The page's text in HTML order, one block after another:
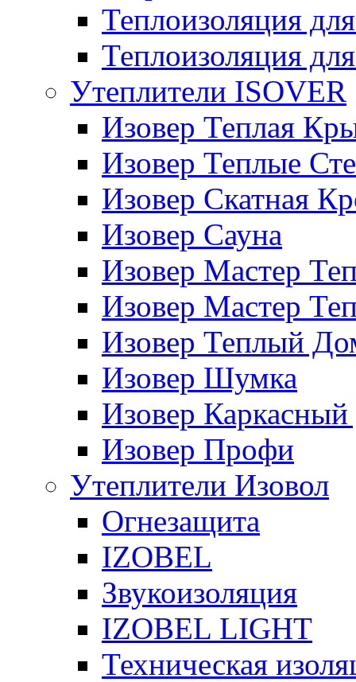
Теплоизоляция
Теплоизоляция
Утеплители ISOVER
Изовер Теплая
Изовер Теплые
Изовер Скатная
Изовер Сауна
Изовер Мастер
Изовер Мастер
Изовер Теплый
Изовер Шумка
Изовер
Изовер Профи
Утеплители Изовол
Огнезащита
IZOBEL
Звукоизоляция
IZOBEL LIGHT
Техническая